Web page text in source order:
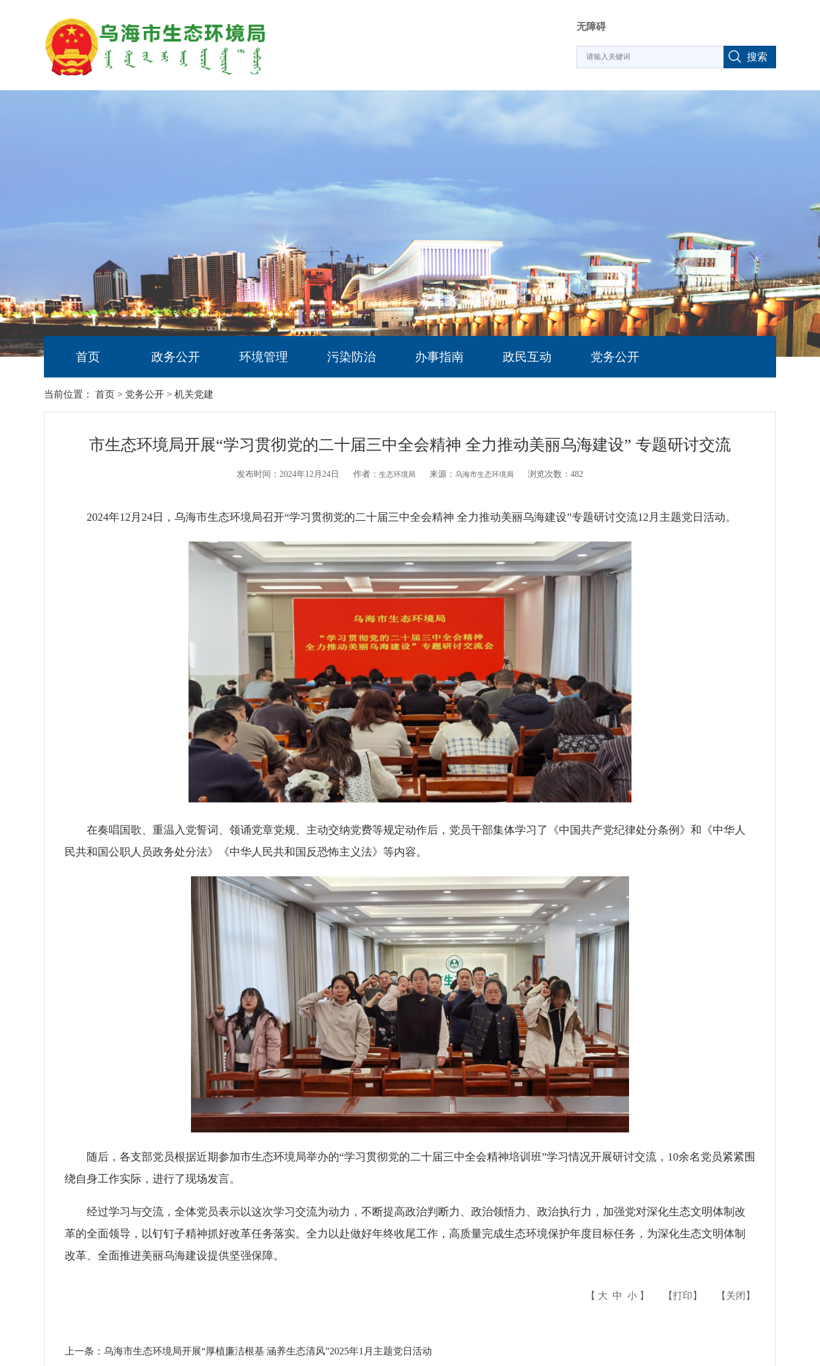
无障碍
搜索
首页 政务公开 环境管理 污染防治 办事指南 政民互动 党务公开
当前位置： 首页 > 党务公开 > 机关党建
市生态环境局开展“学习贯彻党的二十届三中全会精神 全力推动美丽乌海建设” 专题研讨交流
发布时间：2024年12月24日 作者： 生态环境局 来源： 乌海市生态环境局 浏览次数： 482
2024年12 月 24 日，乌海市生态环境局召开“学习贯彻党的二十届三中全会精神 全力推动美丽乌海建设”专题研讨交流12 月 主题党日活动。
在奏唱国歌、重温入党誓词、领诵党章党规、主动交纳党费等规定动作后， 党员干部集体学习了《中国共产党纪律处分条例》和《中华人
民共和国公职人员政务处分法》《中华人民共和国反恐怖主义法》 等内容。
随后，各支部党员根据近期参加市生态环境局举办的“学习贯彻党的二十届三中全会精神培训班”学习情况开展研讨交流， 10余名党员紧紧围
绕自身工作实际，进行了现场发言。
经过学习与交流，全体党员表示以这次学习交流为动力，不断提高政治判断力、政治领悟力、政治执行力，加强党对深化生态文明体制改
革的全面领导，以钉钉子精神抓好改革任务落实。全力以赴做好年终收尾工作，高质量完成生态环境保护年度目标任务，为深化生态文明体制
改革、全面推进美丽乌海建设提供坚强保障。
【 大 中 小 】 【打印 】 【 关闭 】
上一条： 乌海市生态环境局开展“厚植廉洁根基 涵养生态清风”2025年1月主题党日活动